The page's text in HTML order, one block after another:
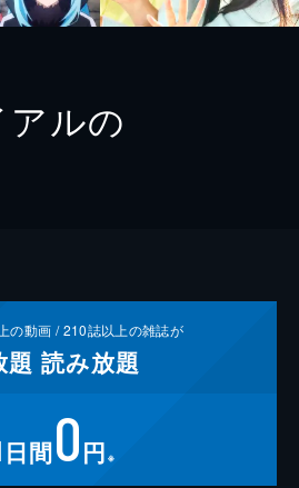
ルの
の動画 /210誌以上の雑誌が
題 読み放題
日間0円 ※